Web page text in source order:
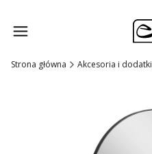
Strona główna Akcesoria i dodatki